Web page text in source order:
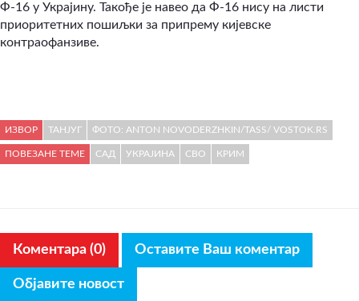
Ф-16 у Украјину. Такође је навео да Ф-16 нису на листи
приоритетних пошиљки за припрему кијевске
контраофанзиве.
ИЗВОР ТАНЈУГ ФОТО: ANTON NOVODERZHKIN/TASS/ VOSTOK.RS
ПОВЕЗАНЕ ТЕМЕ САД УКРАЈИНА СВО КРИМ
Коментара (0) Оставите Ваш коментар
Објавите новост